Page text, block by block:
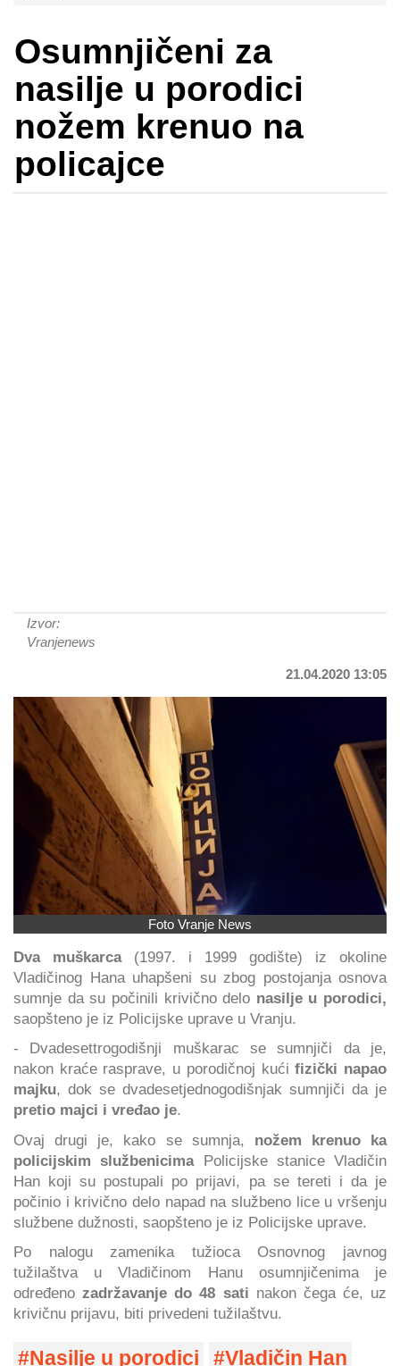
Osumnjičeni za
nasilje u porodici
nožem krenuo na
policajce
Izvor:
Vranjenews
21.04.2020 13:05
Foto Vranje News
Dva muškarca(1997. i 1999 godište) iz okoline
Vladičinog Hana uhapšeni su zbog postojanja osnova
sumnje da su počinili krivično delo nasilje u porodici,
saopšteno je iz Policijske uprave u Vranju.
- Dvadesettrogodišnji muškarac se sumnjiči da je,
nakon kraće rasprave, u porodičnoj kućifizički napao
majku, dok se dvadesetjednogodišnjak sumnjiči da je
pretio majci i vređao je.
Ovaj drugi je, kako se sumnja, nožem krenuo ka
policijskim službenicimaPolicijske stanice Vladičin
Han koji su postupali po prijavi, pa se tereti i da je
počinio i krivično delo napad na službeno lice u vršenju
službene dužnosti, saopšteno je iz Policijske uprave.
Po nalogu zamenika tužioca Osnovnog javnog
tužilaštva u Vladičinom Hanu osumnjičenima je
određenozadržavanje do 48 sati nakon čega će, uz
krivičnu prijavu, biti privedeni tužilaštvu.
Nasilje u porodici
Vladičin Han